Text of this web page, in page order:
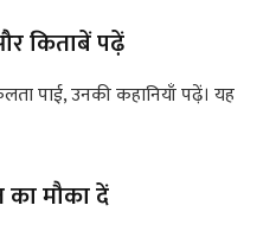
किताबें पढ़ें
पाई, उनकी कहानियाँ पढ़ें। यह
मौका दें